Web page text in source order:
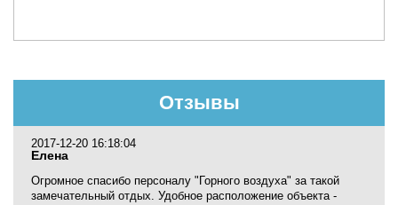
Отзывы
2017-12-20 16:18:04
Елена
Огромное спасибо персоналу "Горного воздуха" за такой
замечательный отдых. Удобное расположение объекта -